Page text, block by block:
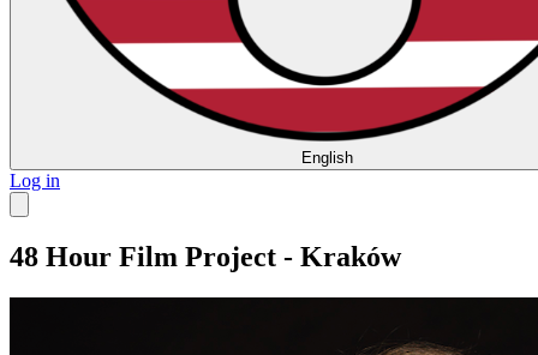
English
Log in
48 Hour Film Project - Kraków